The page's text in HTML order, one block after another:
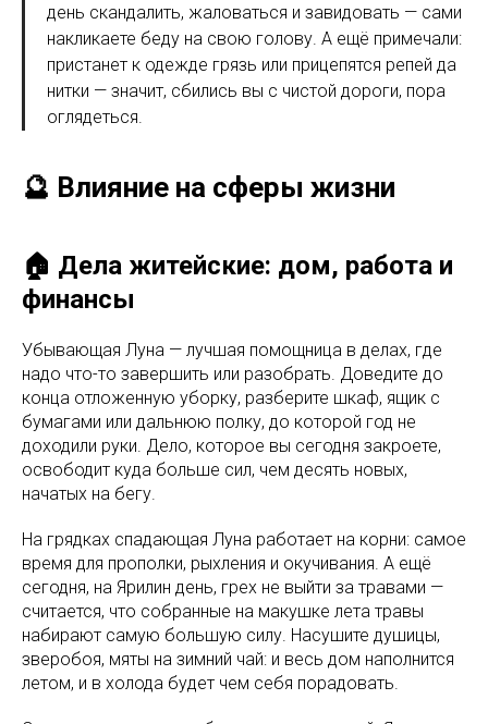
день скандалить, жаловаться и завидовать — сами
накликаете беду на свою голову. А ещё примечали:
пристанет к одежде грязь или прицепятся репей да
нитки — значит, сбились вы с чистой дороги, пора
оглядеться.
🔮 Влияние на сферы жизни
🏠 Дела житейские: дом, работа и
финансы
Убывающая Луна — лучшая помощница в делах, где
надо что-то завершить или разобрать. Доведите до
конца отложенную уборку, разберите шкаф, ящик с
бумагами или дальнюю полку, до которой год не
доходили руки. Дело, которое вы сегодня закроете,
освободит куда больше сил, чем десять новых,
начатых на бегу.
На грядках спадающая Луна работает на корни: самое
время для прополки, рыхления и окучивания. А ещё
сегодня, на Ярилин день, грех не выйти за травами —
считается, что собранные на макушке лета травы
набирают самую большую силу. Насушите душицы,
зверобоя, мяты на зимний чай: и весь дом наполнится
летом, и в холода будет чем себя порадовать.